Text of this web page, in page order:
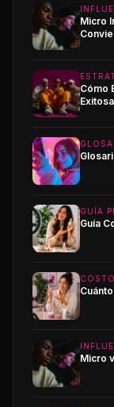
Micro
Cómo
Exitosa
GUÍA
Guía
Micro